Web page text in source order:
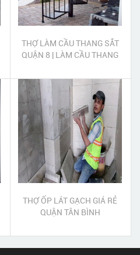
THỢ LÀM CẦU THANG SẮT
QUẬN 8 | LÀM CẦU THANG
THỢ ỐP LÁT GẠCH GIÁ RẺ
QUẬN TÂN BÌNH